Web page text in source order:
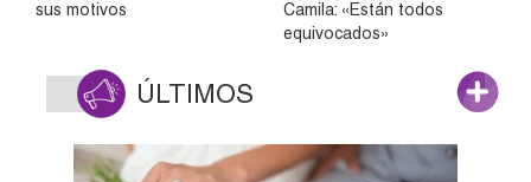
sus motivos
Camila: «Están todos
equivocados»
ÚLTIMOS